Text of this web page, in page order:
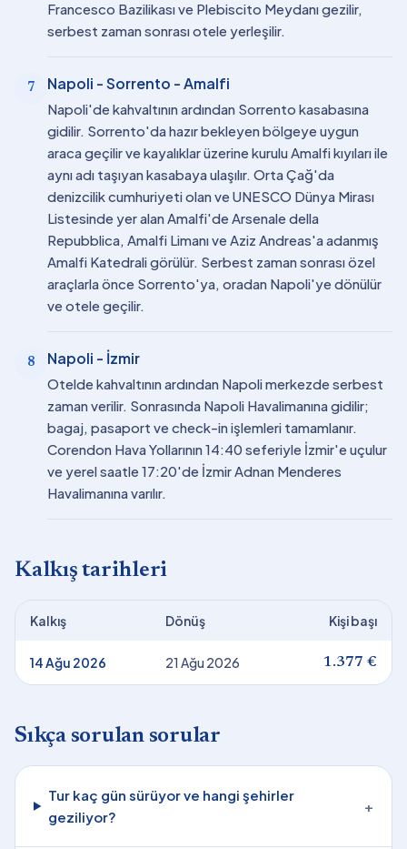
Francesco Bazilikası ve Plebiscito Meydanı gezilir,
serbest zaman sonrası otele yerleşilir.
7 Napoli - Sorrento - Amalfi
Napoli'de kahvaltının ardından Sorrento kasabasına
gidilir. Sorrento'da hazır bekleyen bölgeye uygun
araca geçilir ve kayalıklar üzerine kurulu Amalfi kıyıları ile
aynı adı taşıyan kasabaya ulaşılır. Orta Çağ'da
denizcilik cumhuriyeti olan ve UNESCO Dünya Mirası
Listesinde yer alan Amalfi'de Arsenale della
Repubblica, Amalfi Limanı ve Aziz Andreas'a adanmış
Amalfi Katedrali görülür. Serbest zaman sonrası özel
araçlarla önce Sorrento'ya, oradan Napoli'ye dönülür
ve otele geçilir.
8 Napoli - İzmir
Otelde kahvaltının ardından Napoli merkezde serbest
zaman verilir. Sonrasında Napoli Havalimanına gidilir;
bagaj, pasaport ve check-in işlemleri tamamlanır.
Corendon Hava Yollarının 14:40 seferiyle İzmir'e uçulur
ve yerel saatle 17:20'de İzmir Adnan Menderes
Havalimanına varılır.
Kalkış tarihleri
Kalkış Dönüş Kişi başı
14 Ağu 2026 21 Ağu 2026 1.377 €
Sıkça sorulan sorular
Tur kaç gün sürüyor ve hangi şehirler
geziliyor?
+